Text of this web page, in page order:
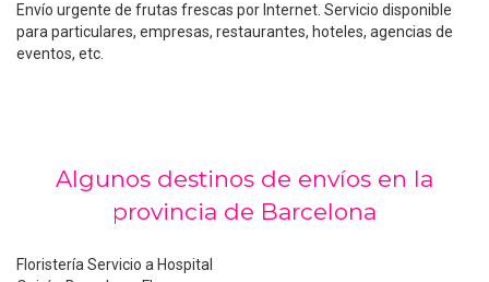
Envío urgente de frutas frescas por Internet. Servicio disponible
para particulares, empresas, restaurantes, hoteles, agencias de
eventos, etc.
Algunos destinos de envíos en la
provincia de Barcelona
Floristería Servicio a Hospital